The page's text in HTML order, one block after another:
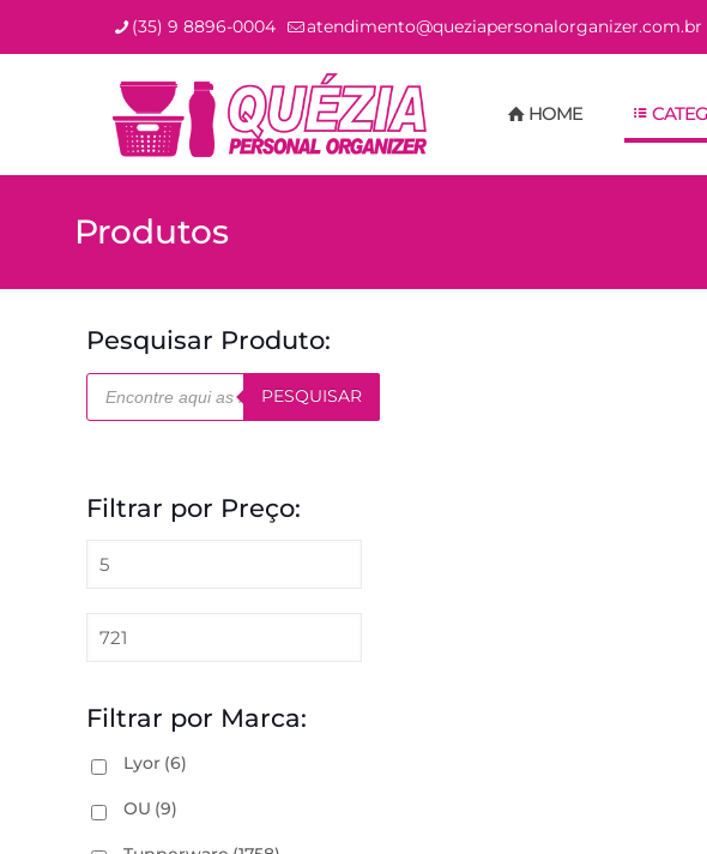
(35) 9 8896-0004 atendimento@queziapersonalorganizer.com.br
HOME
Produtos
Pesquisar Produto:
Pesquisar
produtos PESQUISAR
Filtrar por Preço:
Filtrar por Marca:
Lyor (6)
OU (9)